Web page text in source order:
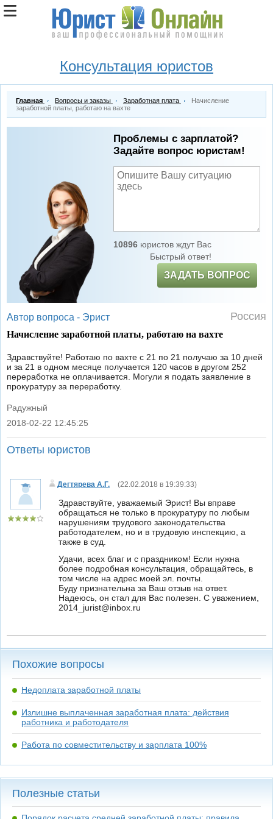
Консультация юристов
Главная Вопросы и заказы Заработная плата
Начисление
заработной платы, работаю на вахте
Проблемы с зарплатой?
Задайте вопрос юристам!
10896юристов ждут Вас
Быстрый ответ!
ЗАДАТЬ ВОПРОС
Автор вопроса - Эрист Россия
Начисление заработной платы, работаю на вахте
Здравствуйте! Работаю по вахте с 21 по 21 получаю за 10 дней
и за 21 в одном месяце получается 120 часов в другом 252
переработка не оплачивается. Могули я подать заявление в
прокуратуру за переработку.
Радужный
|
2018-02-22 12:45:25
Ответы юристов
Дегтярева А.Г. (22.02.2018 в 19:39:33)
Здравствуйте, уважаемый Эрист! Вы вправе
обращаться не только в прокуратуру по любым
нарушениям трудового законодательства
работодателем, но и в трудовую инспекцию, а
также в суд.
Удачи, всех благ и с праздником! Если нужна
более подробная консультация, обращайтесь, в
том числе на адрес моей эл. почты.
Буду признательна за Ваш отзыв на ответ.
Надеюсь, он стал для Вас полезен. С уважением,
2014_jurist@inbox.ru
Похожие вопросы
Недоплата заработной платы
Излишне выплаченная заработная плата: действия
работника и работодателя
Работа по совместительству и зарплата 100%
Полезные статьи